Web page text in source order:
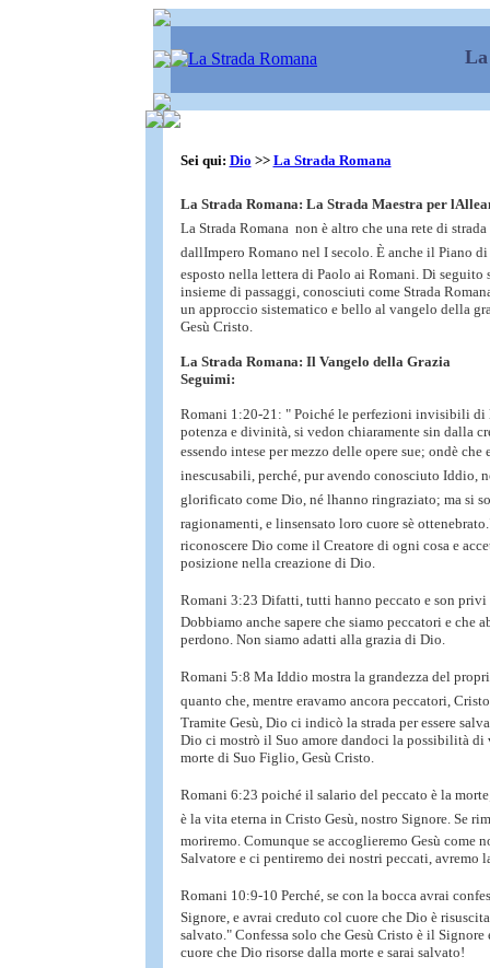
Sei qui: Dio >> La Strada Romana
La Strada Romana: La Strada Maestra per
La Strada Romana  non è altro che una rete di
dallImpero Romano nel I secolo. È anche il Piano
esposto nella lettera di Paolo ai Romani. Di seguito
insieme di passaggi, conosciuti come Strada
un approccio sistematico e bello al vangelo della
Gesù Cristo.
La Strada Romana: Il Vangelo della Grazia
Seguimi:
Romani 1:20-21: " Poiché le perfezioni invisibili di
potenza e divinità, si vedon chiaramente sin dalla
essendo intese per mezzo delle opere sue; ondè che
inescusabili, perché, pur avendo conosciuto Iddio,
glorificato come Dio, né lhanno ringraziato; ma si
ragionamenti, e linsensato loro cuore sè
riconoscere Dio come il Creatore di ogni cosa e
posizione nella creazione di Dio.
Romani 3:23 Difatti, tutti hanno peccato e son privi
Dobbiamo anche sapere che siamo peccatori e che
perdono. Non siamo adatti alla grazia di Dio.
Romani 5:8 Ma Iddio mostra la grandezza del
quanto che, mentre eravamo ancora peccatori, Cristo
Tramite Gesù, Dio ci indicò la strada per essere
Dio ci mostrò il Suo amore dandoci la possibilità di
morte di Suo Figlio, Gesù Cristo.
Romani 6:23 poiché il salario del peccato è la
è la vita eterna in Cristo Gesù, nostro Signore. Se
moriremo. Comunque se accoglieremo Gesù come
Salvatore e ci pentiremo dei nostri peccati, avremo
Romani 10:9-10 Perché, se con la bocca avrai
Signore, e avrai creduto col cuore che Dio è
salvato." Confessa solo che Gesù Cristo è il Signore
cuore che Dio risorse dalla morte e sarai salvato!